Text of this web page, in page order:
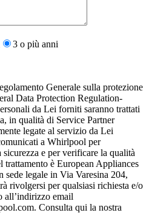
3 o più anni
Generale sulla protezione
Data Protection Regulation-
da Lei forniti saranno​ trattati
in qualità di Service Partner
legate al servizio da Lei
a Whirlpool per
e per verificare la qualità
è European Appliances
legale in Via Varesina 204,
rivolgersi per qualsiasi richiesta e/o
all’indirizzo email
Consulta qui la nostra